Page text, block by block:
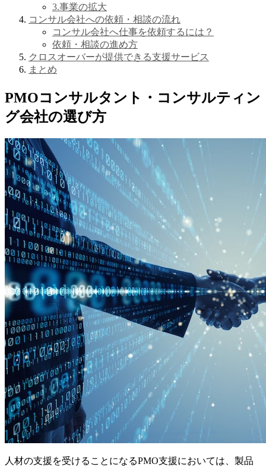
3.事業の拡大
コンサル会社への依頼・相談の流れ
コンサル会社へ仕事を依頼するには？
依頼・相談の進め方
クロスオーバーが提供できる支援サービス
まとめ
PMOコンサルタント・コンサルティン
グ会社の選び方
人材の支援を受けることになるPMO支援においては、製品